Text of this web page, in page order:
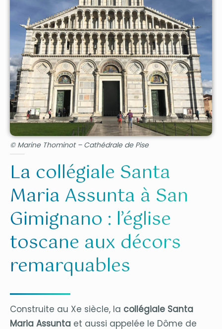
© Marine Thominot – Cathédrale de Pise
La collégiale Santa
Maria Assunta à San
Gimignano : l’église
toscane aux décors
remarquables
Construite au Xe siècle, la collégiale Santa
Maria Assunta et aussi appelée le Dôme de